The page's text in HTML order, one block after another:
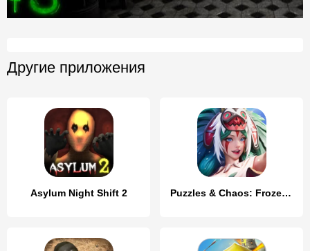
Другие приложения
Asylum Night Shift 2 Puzzles & Chaos: Frozen Castle